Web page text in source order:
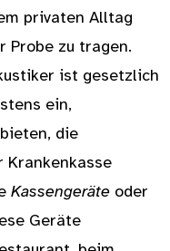
privaten Alltag
Probe zu tragen.
ist gesetzlich
ein,
die
Krankenkasse
Kassengeräte oder
Geräte